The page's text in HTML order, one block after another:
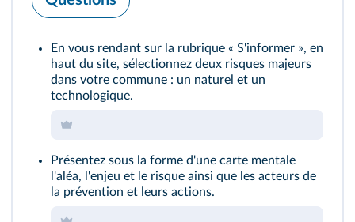
En vous rendant sur la rubrique « S'informer », en
haut du site, sélectionnez deux risques majeurs
dans votre commune : un naturel et un
technologique.
Présentez sous la forme d'une carte mentale
l'aléa, l'enjeu et le risque ainsi que les acteurs de
la prévention et leurs actions.